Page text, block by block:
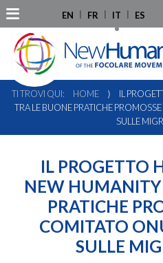
EN FR IT ES
TI TROVI QUI: HOME ⟩
IL
TRA LE BUONE PRATICHE
SULLE
IL PROGETTO
NEW HUMANITY
PRATICHE
COMITATO
SULLE